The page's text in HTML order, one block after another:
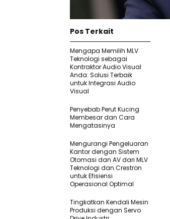
Pos Terkait
Mengapa Memilih MLV
Teknologi sebagai
Kontraktor Audio Visual
Anda: Solusi Terbaik
untuk Integrasi Audio
Visual
Penyebab Perut Kucing
Membesar dan Cara
Mengatasinya
Mengurangi Pengeluaran
Kantor dengan Sistem
Otomasi dan AV dari MLV
Teknologi dan Crestron
untuk Efisiensi
Operasional Optimal
Tingkatkan Kendali Mesin
Produksi dengan Servo